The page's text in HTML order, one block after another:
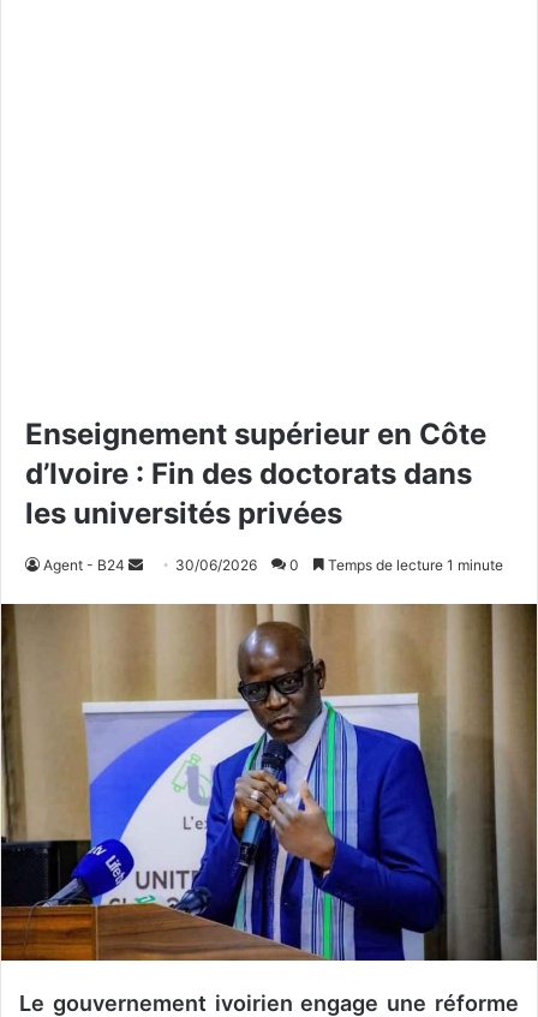
Enseignement supérieur en Côte
d’Ivoire : Fin des doctorats dans
les universités privées
Agent - B24
e
r
n
u
r
r
e
30/06/2026 0 Temps de lecture 1 minute
Le gouvernement ivoirien engage une réforme